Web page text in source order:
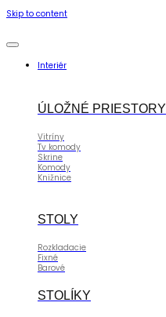
Skip to content
Interiér
ÚLOŽNÉ PRIESTORY
Vitríny
Tv komody
Skrine
Komody
Knižnice
STOLY
Rozkladacie
Fixné
Barové
STOLÍKY